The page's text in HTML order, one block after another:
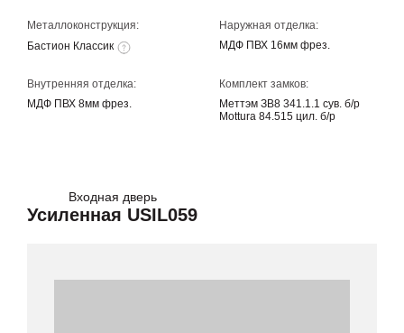
Металлоконструкция:
Бастион Классик
Наружная отделка:
МДФ ПВХ 16мм фрез.
Внутренняя отделка:
МДФ ПВХ 8мм фрез.
Комплект замков:
Меттэм ЗВ8 341.1.1 сув. б/р
Mottura 84.515 цил. б/р
Входная дверь
Усиленная USIL059